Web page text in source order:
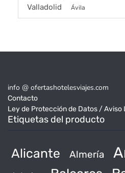
Valladolid Ávila
info @ ofertashotelesviajes.com
Contacto
Ley de Protección de Datos / Aviso
Etiquetas del producto
Alicante Almería